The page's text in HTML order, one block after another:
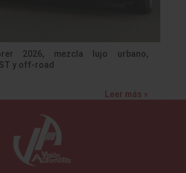
2026, mezcla lujo urbano,
y off-road
Leer más »